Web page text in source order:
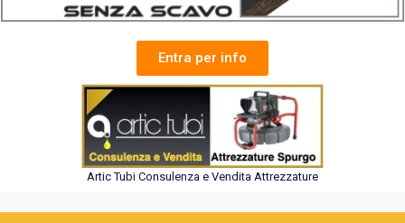
Entra per info
Artic Tubi Consulenza e Vendita Attrezzature